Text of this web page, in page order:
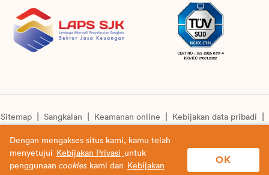
Sitemap Sangkalan Keamanan online
Kebijakan data pribadi
© Copyright 2026 PT FWD Insurance Indonesia. All rights
reserved.
Dengan mengakses situs kami, kamu telah
menyetujui
Kebijakan Privasi untuk
penggunaan cookies kami dan
Kebijakan
OK